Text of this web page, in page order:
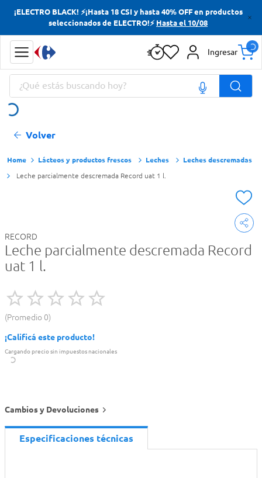
¡ELECTRO BLACK! ⚡¡Hasta 18 CSI y hasta 40% OFF en productos
seleccionados de ELECTRO!⚡ Hasta el 10/08
Ingresar
¿Qué estás buscando hoy?
Volver
Lácteos y productos frescos Leches Leches descremadas
Leche parcialmente descremada Record uat 1 l.
RECORD
Leche parcialmente descremada Record
uat 1 l.
Promedio 0
¡Calificá este producto!
Cargando precio sin impuestos nacionales
Cambios y Devoluciones
Especificaciones técnicas
Términos más buscados
Yerba
Cerveza
Doves
Términos más buscados
Yerba
Cerveza
Doves
Papas Fritas